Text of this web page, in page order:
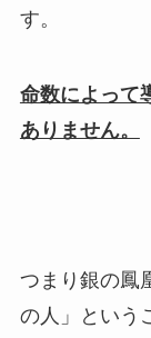
す。
命数によって
ありません。
つまり銀の鳳
の人」という